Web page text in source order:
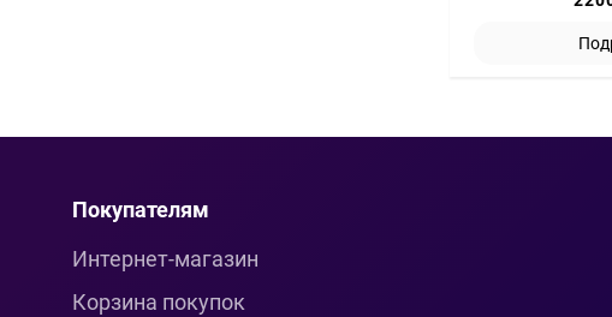
Покупателям
Интернет-магазин
Корзина покупок